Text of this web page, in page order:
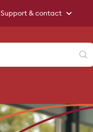
Support & contact